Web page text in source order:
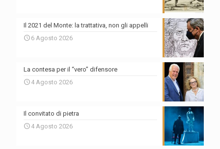
Il 2021 del Monte: la trattativa, non gli appelli
6 Agosto 2026
La contesa per il “vero” difensore
4 Agosto 2026
Il convitato di pietra
4 Agosto 2026